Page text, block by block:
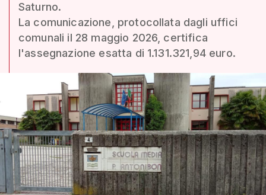
Saturno.
La comunicazione, protocollata dagli uffici
comunali il 28 maggio 2026, certifica
l'assegnazione esatta di 1.131.321,94 euro.